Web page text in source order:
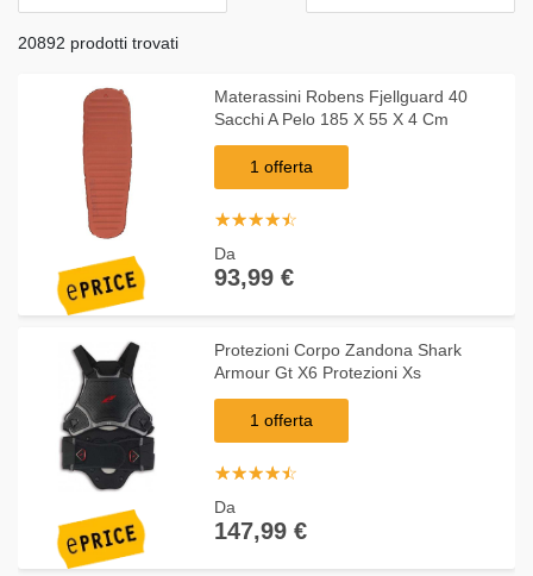
20892 prodotti trovati
Materassini Robens Fjellguard 40
Sacchi A Pelo 185 X 55 X 4 Cm
1 offerta
☆☆☆☆☆
★★★★★
Da
93,99 €
Protezioni Corpo Zandona Shark
Armour Gt X6 Protezioni Xs
1 offerta
☆☆☆☆☆
★★★★★
Da
147,99 €